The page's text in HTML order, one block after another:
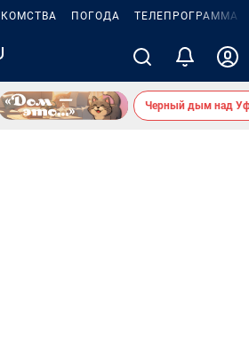
ПОГОДА ТЕЛЕПРОГРАММА
Черный дым над